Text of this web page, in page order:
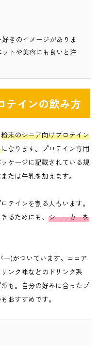
きのイメージがありま
トや美容にも良いと注
テインの飲み方
粉末のシニア向けプロテイン
になります。プロテイン専用
ケージに記載されている規
たは牛乳を加えます。
テインを割る人もいます。
るためにも、 シェーカーを
)がついています。ココア
ンク味などのドリンク系
も。自分の好みに合ったプ
おすすめです。